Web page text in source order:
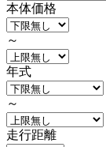
本体価格
～
年式
～
走行距離